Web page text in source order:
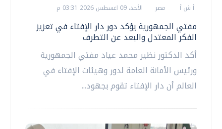
أ ش أ مصر الأحد، 09 اغسطس 2026 03:31 م
مفتي الجمهورية يؤكد دور دار الإفتاء في تعزيز
الفكر المعتدل والبعد عن التطرف
أكد الدكتور نظير محمد عياد مفتي الجمهورية
ورئيس الأمانة العامة لدور وهيئات الإفتاء في
العالم أن دار الإفتاء تقوم بجهود...